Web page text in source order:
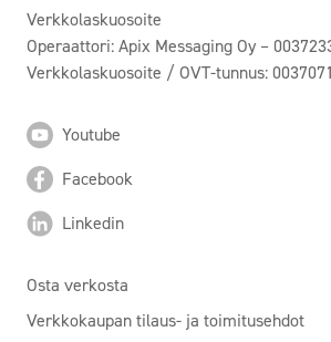
Verkkolaskuosoite
Operaattori: Apix Messaging Oy –
Verkkolaskuosoite / OVT-tunnus:
Youtube
Facebook
Linkedin
Osta verkosta
Verkkokaupan tilaus- ja toimitusehdot